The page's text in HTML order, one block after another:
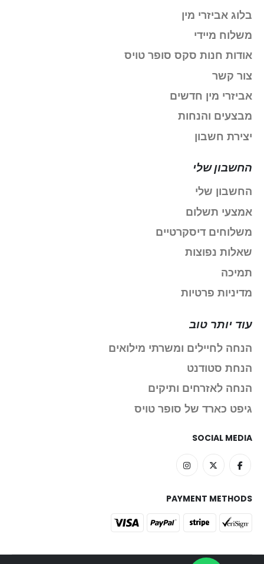
בלוג אביזרי מין
משלוח מיידי
אודות חנות סקס סופר טויס
צור קשר
אביזרי מין חדשים
מבצעים והנחות
יצירת חשבון
החשבון שלי
החשבון שלי
אמצעי תשלום
משלוחים דיסקרטיים
שאלות נפוצות
תמיכה
מדיניות פרטיות
עוד יותר טוב
הנחה לחיילים ומשרתי מילואים
הנחת סטודנט
הנחה לאזרחים ותיקים
גיפט כארד של סופר טויס
SOCIAL MEDIA
PAYMENT METHODS